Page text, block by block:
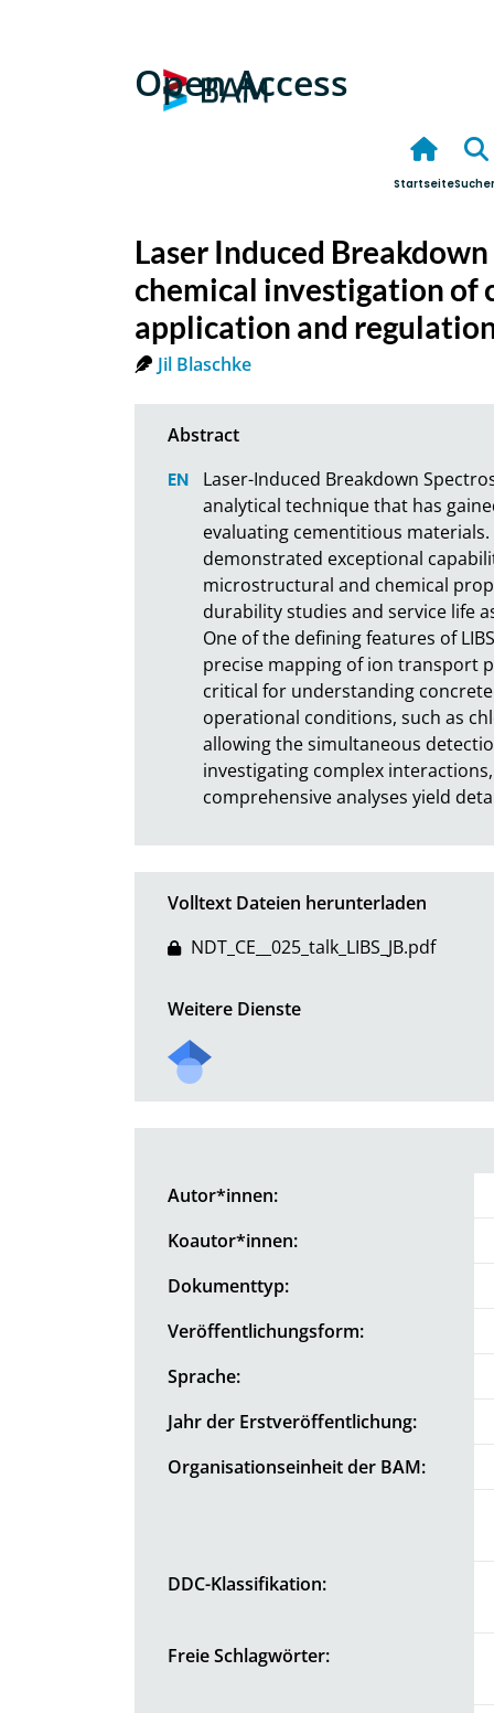
Open Access
Startseite
Laser Induced
chemical investigation of
application and
Jil Blaschke
Laser-Induced Breakdown
analytical technique that has
evaluating cementitious materials.
demonstrated exceptional
microstructural and chemical
durability studies and service life
One of the defining features of
precise mapping of ion transport
critical for understanding
operational conditions, such as
allowing the simultaneous
investigating complex
comprehensive analyses yield
Volltext Dateien herunterladen
NDT_CE__025_talk_LIBS_JB.pdf
Weitere Dienste
Autor*innen:
Koautor*innen:
Dokumenttyp:
Veröffentlichungsform:
Sprache:
Jahr der Erstveröffentlichung:
Organisationseinheit der BAM:
DDC-Klassifikation:
Freie Schlagwörter: